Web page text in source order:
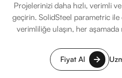
Projelerinizi daha hızlı, verimli
geçirin. SolidSteel parametric ile
verimliliğe ulaşın, her
Fiyat Al